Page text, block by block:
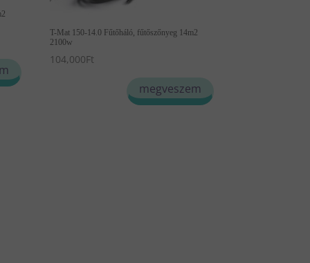
T-Mat 150-14.0 Fűtőháló, fűtőszőnyeg 14m2
2100w
104,000Ft
megveszem